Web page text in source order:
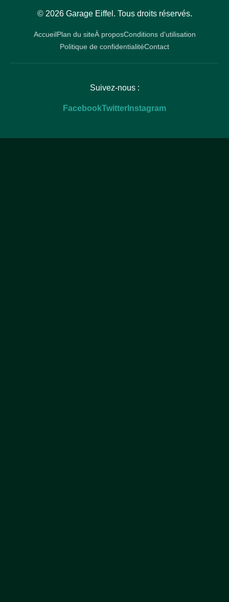
© 2026 Garage Eiffel. Tous droits réservés.
AccueilPlan du siteÀ proposConditions d'utilisation
Politique de confidentialitéContact
Suivez-nous :
FacebookTwitter Instagram